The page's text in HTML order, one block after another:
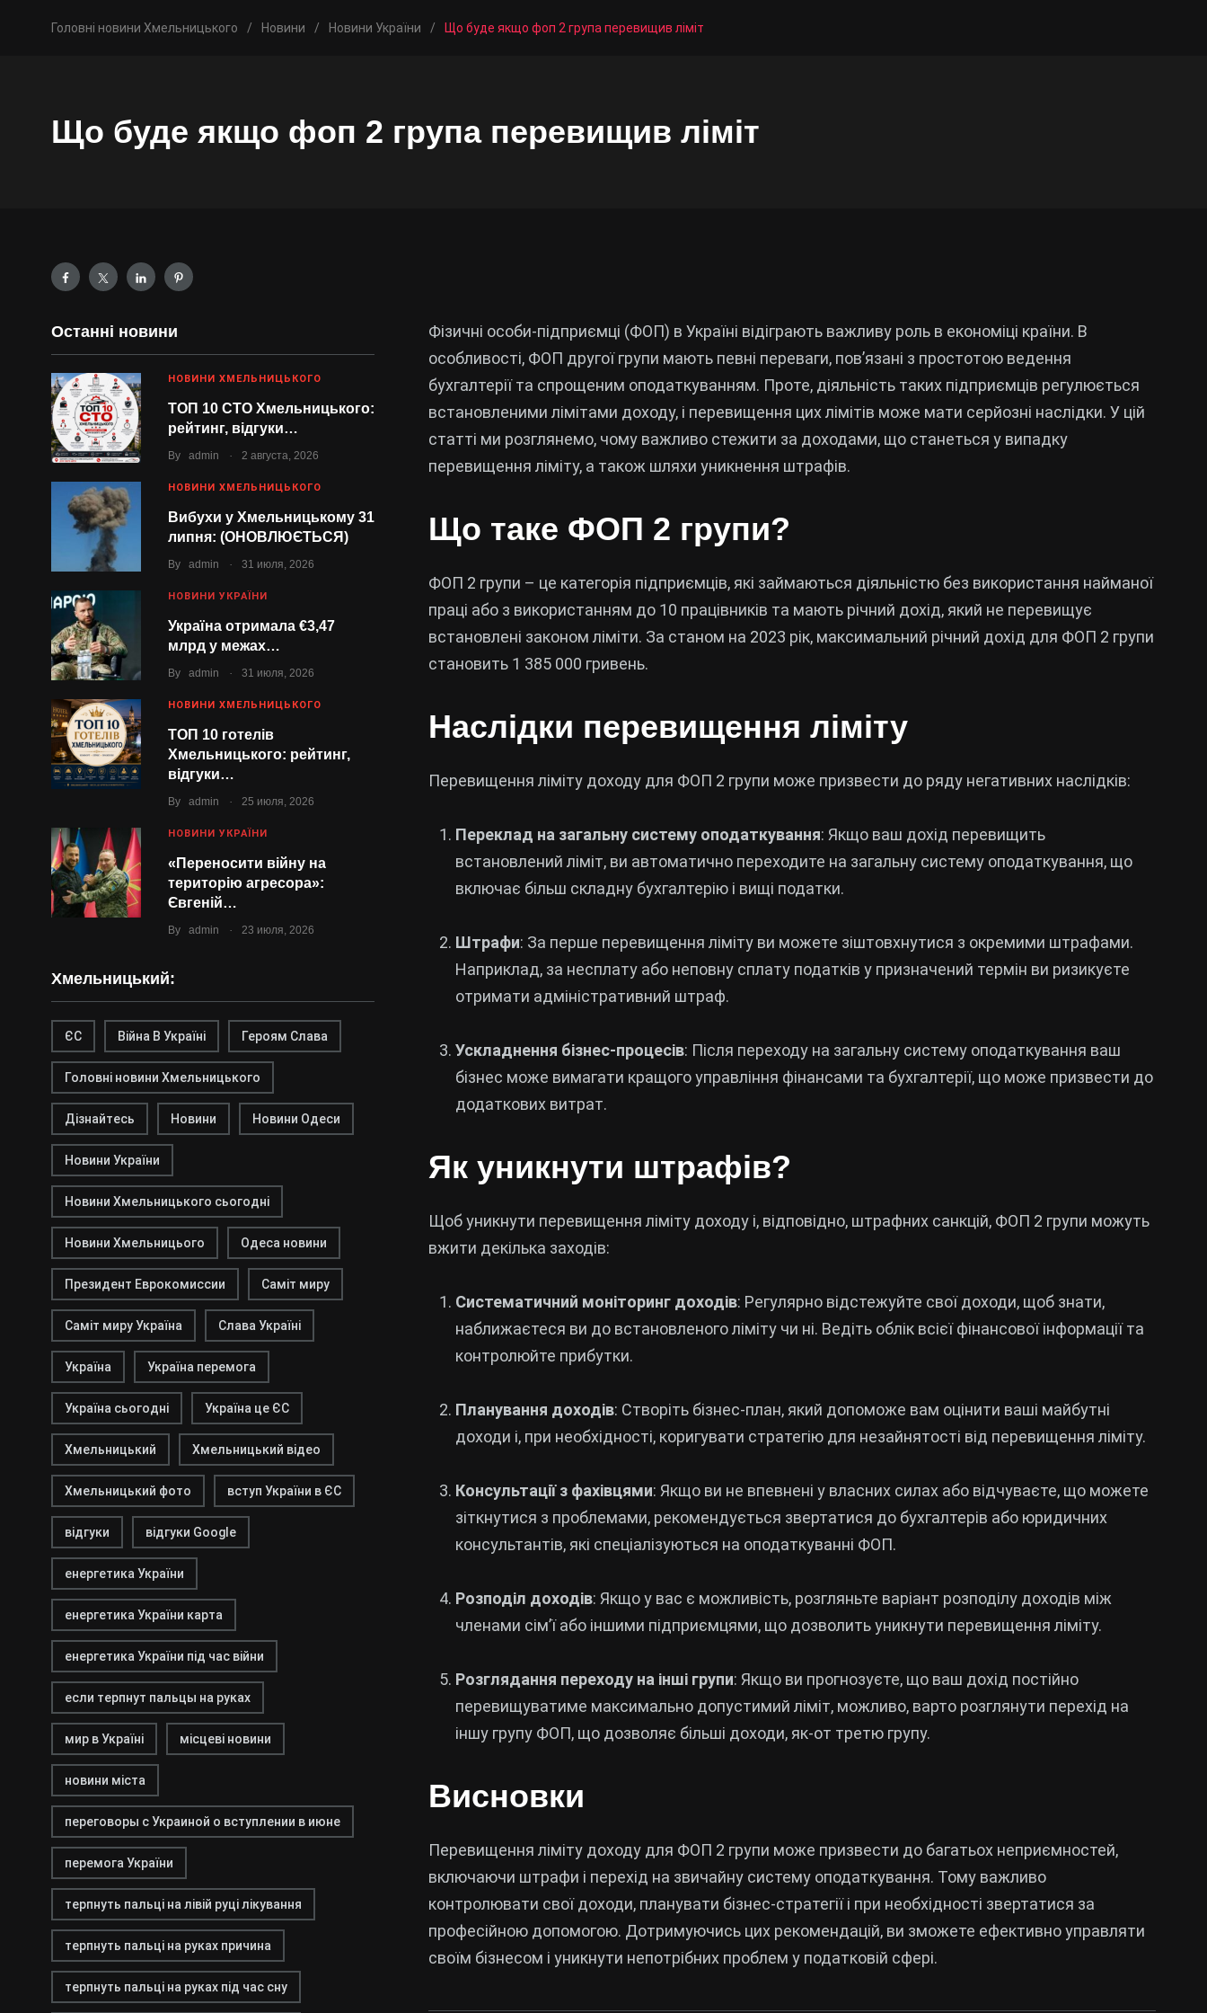
Головні новини Хмельницького / Новини / Новини України / Що буде якщо фоп 2 група перевищив ліміт
Що буде якщо фоп 2 група перевищив ліміт
Останні новини
НОВИНИ ХМЕЛЬНИЦЬКОГО
ТОП 10 СТО Хмельницького:
рейтинг, відгуки…
By admin . 2 августа, 2026
НОВИНИ ХМЕЛЬНИЦЬКОГО
Вибухи у Хмельницькому 31
липня: (ОНОВЛЮЄТЬСЯ)
By admin . 31 июля, 2026
НОВИНИ УКРАЇНИ
Україна отримала €3,47
млрд у межах…
By admin . 31 июля, 2026
НОВИНИ ХМЕЛЬНИЦЬКОГО
ТОП 10 готелів
Хмельницького: рейтинг,
відгуки…
By admin . 25 июля, 2026
НОВИНИ УКРАЇНИ
«Переносити війну на
територію агресора»:
Євгеній…
By admin . 23 июля, 2026
Хмельницький:
ЄС Війна В Україні Героям Слава
Головні новини Хмельницького
Дізнайтесь Новини Новини Одеси
Новини України
Новини Хмельницького сьогодні
Новини Хмельницього Одеса новини
Президент Еврокомиссии Саміт миру
Саміт миру Україна Слава Україні
Україна Україна перемога
Україна сьогодні Україна це ЄС
Хмельницький Хмельницький відео
Хмельницький фото вступ України в ЄС
відгуки відгуки Google
енергетика України
енергетика України карта
енергетика України під час війни
если терпнут пальцы на руках
мир в Україні місцеві новини
новини міста
переговоры с Украиной о вступлении в июне
перемога України
терпнуть пальці на лівій руці лікування
терпнуть пальці на руках причина
терпнуть пальці на руках під час сну
Фізичні особи-підприємці (ФОП) в Україні відіграють важливу роль в економіці країни. В
особливості, ФОП другої групи мають певні переваги, пов’язані з простотою ведення
бухгалтерії та спрощеним оподаткуванням. Проте, діяльність таких підприємців регулюється
встановленими лімітами доходу, і перевищення цих лімітів може мати серйозні наслідки. У цій
статті ми розглянемо, чому важливо стежити за доходами, що станеться у випадку
перевищення ліміту, а також шляхи уникнення штрафів.
Що таке ФОП 2 групи?
ФОП 2 групи – це категорія підприємців, які займаються діяльністю без використання найманої
праці або з використанням до 10 працівників та мають річний дохід, який не перевищує
встановлені законом ліміти. За станом на 2023 рік, максимальний річний дохід для ФОП 2 групи
становить 1 385 000 гривень.
Наслідки перевищення ліміту
Перевищення ліміту доходу для ФОП 2 групи може призвести до ряду негативних наслідків:
Переклад на загальну систему оподаткування: Якщо ваш дохід перевищить
встановлений ліміт, ви автоматично переходите на загальну систему оподаткування, що
включає більш складну бухгалтерію і вищі податки.
Штрафи: За перше перевищення ліміту ви можете зіштовхнутися з окремими штрафами.
Наприклад, за несплату або неповну сплату податків у призначений термін ви ризикуєте
отримати адміністративний штраф.
Ускладнення бізнес-процесів: Після переходу на загальну систему оподаткування ваш
бізнес може вимагати кращого управління фінансами та бухгалтерії, що може призвести до
додаткових витрат.
Як уникнути штрафів?
Щоб уникнути перевищення ліміту доходу і, відповідно, штрафних санкцій, ФОП 2 групи можуть
вжити декілька заходів:
Систематичний моніторинг доходів: Регулярно відстежуйте свої доходи, щоб знати,
наближаєтеся ви до встановленого ліміту чи ні. Ведіть облік всієї фінансової інформації та
контролюйте прибутки.
Планування доходів: Створіть бізнес-план, який допоможе вам оцінити ваші майбутні
доходи і, при необхідності, коригувати стратегію для незайнятості від перевищення ліміту.
Консультації з фахівцями: Якщо ви не впевнені у власних силах або відчуваєте, що можете
зіткнутися з проблемами, рекомендується звертатися до бухгалтерів або юридичних
консультантів, які спеціалізуються на оподаткуванні ФОП.
Розподіл доходів: Якщо у вас є можливість, розгляньте варіант розподілу доходів між
членами сім’ї або іншими підприємцями, що дозволить уникнути перевищення ліміту.
Розглядання переходу на інші групи: Якщо ви прогнозуєте, що ваш дохід постійно
перевищуватиме максимально допустимий ліміт, можливо, варто розглянути перехід на
іншу групу ФОП, що дозволяє більші доходи, як-от третю групу.
Висновки
Перевищення ліміту доходу для ФОП 2 групи може призвести до багатьох неприємностей,
включаючи штрафи і перехід на звичайну систему оподаткування. Тому важливо
контролювати свої доходи, планувати бізнес-стратегії і при необхідності звертатися за
професійною допомогою. Дотримуючись цих рекомендацій, ви зможете ефективно управляти
своїм бізнесом і уникнути непотрібних проблем у податковій сфері.